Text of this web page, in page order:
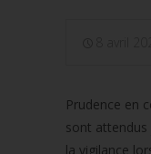
Prudence en
sont attendus
la vigilance